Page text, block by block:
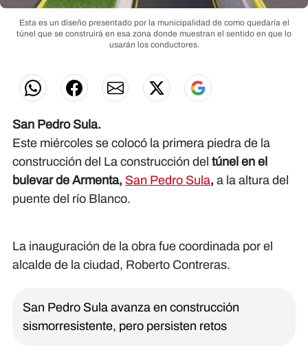
Esta es un diseño presentado por la municipalidad de como quedaría el
túnel que se construirá en esa zona donde muestran el sentido en que lo
usarán los conductores.
San Pedro Sula.
Este miércoles se colocó la primera piedra de la
construcción del La construcción del túnel en el
bulevar de Armenta, San Pedro Sula, a la altura del
puente del río Blanco.
La inauguración de la obra fue coordinada por el
alcalde de la ciudad, Roberto Contreras.
San Pedro Sula avanza en construcción
sismorresistente, pero persisten retos